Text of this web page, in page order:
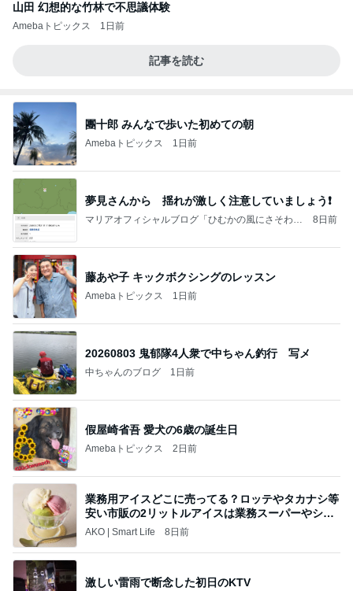
山田 幻想的な竹林で不思議体験
Amebaトピックス 1日前
記事を読む
團十郎 みんなで歩いた初めての朝
Amebaトピックス 1日前
夢見さんから 揺れが激しく注意していましょう❗️
マリアオフィシャルブログ「ひむかの風にさそわれ
8日前
藤あや子 キックボクシングのレッスン
Amebaトピックス 1日前
20260803 鬼郁隊4人衆で中ちゃん釣行 写メ
中ちゃんのブログ 1日前
假屋崎省吾 愛犬の6歳の誕生日
Amebaトピックス 2日前
業務用アイスどこに売ってる？ロッテやタカナシ等
安い市販の2リットルアイスは業務スーパーやシャ
トレ
AKO | Smart Life 8日前
激しい雷雨で断念した初日のKTV